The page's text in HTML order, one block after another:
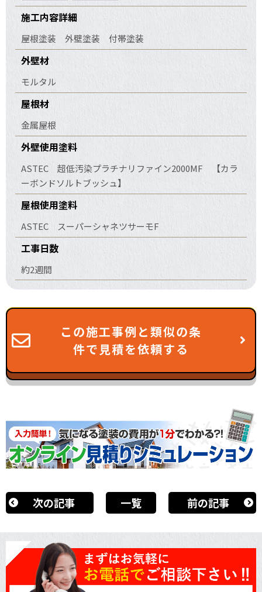
施工内容詳細
屋根塗装 外壁塗装 付帯塗装
外壁材
モルタル
屋根材
金属屋根
外壁使用塗料
ASTEC 超低汚染プラチナリファイン2000MF 【カラ
ーボンドソルトブッシュ】
屋根使用塗料
ASTEC スーパーシャネツサーモF
工事日数
約2週間
この施工事例と類似の条
件で見積を依頼する
次の記事 一覧 前の記事